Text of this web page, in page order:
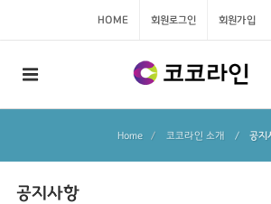
HOME 회원로그인 회원가입
Home 코코라인 소개 / 공지
공지사항